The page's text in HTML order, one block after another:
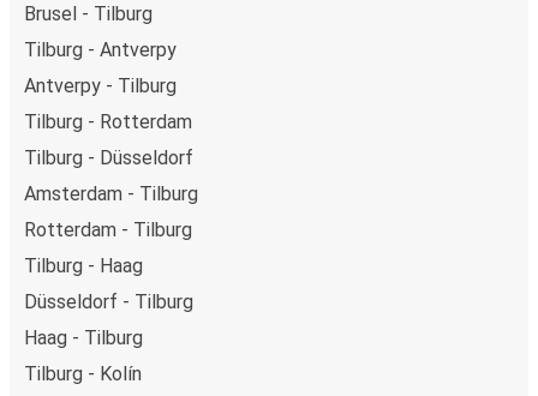
Brusel - Tilburg
Tilburg - Antverpy
Antverpy - Tilburg
Tilburg - Rotterdam
Tilburg - Düsseldorf
Amsterdam - Tilburg
Rotterdam - Tilburg
Tilburg - Haag
Düsseldorf - Tilburg
Haag - Tilburg
Tilburg - Kolín